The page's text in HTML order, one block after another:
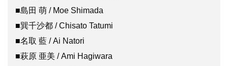
■島田 萌 / Moe Shimada
■巽千沙都 / Chisato Tatumi
■名取 藍 / Ai Natori
■萩原 亜美 / Ami Hagiwara